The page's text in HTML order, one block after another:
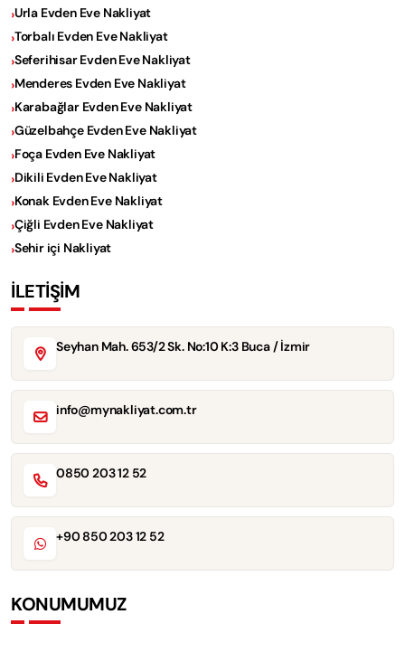
Urla Evden Eve Nakliyat
Torbalı Evden Eve Nakliyat
Seferihisar Evden Eve Nakliyat
Menderes Evden Eve Nakliyat
Karabağlar Evden Eve Nakliyat
Güzelbahçe Evden Eve Nakliyat
Foça Evden Eve Nakliyat
Dikili Evden Eve Nakliyat
Konak Evden Eve Nakliyat
Çiğli Evden Eve Nakliyat
Sehir içi Nakliyat
İLETİŞİM
Seyhan Mah. 653/2 Sk. No:10 K:3 Buca / İzmir
info@mynakliyat.com.tr
0850 203 12 52
+90 850 203 12 52
KONUMUMUZ